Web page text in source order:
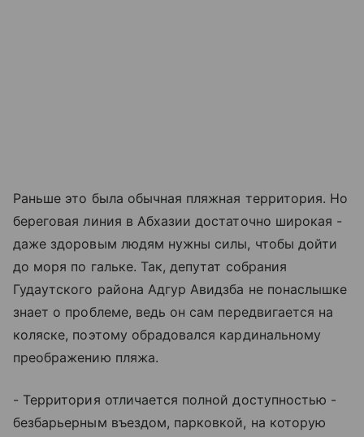
Раньше это была обычная пляжная территория. Но
береговая линия в Абхазии достаточно широкая -
даже здоровым людям нужны силы, чтобы дойти
до моря по гальке. Так, депутат собрания
Гудаутского района Адгур Авидзба не понаслышке
знает о проблеме, ведь он сам передвигается на
коляске, поэтому обрадовался кардинальному
преображению пляжа.
- Территория отличается полной доступностью -
безбарьерным въездом, парковкой, на которую